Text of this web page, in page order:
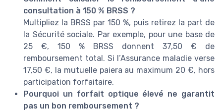
consultation à 150 % BRSS ?
Multipliez la BRSS par 150 %, puis retirez la part de
la Sécurité sociale. Par exemple, pour une base de
25 €, 150 % BRSS donnent 37,50 € de
remboursement total. Si l’Assurance maladie verse
17,50 €, la mutuelle paiera au maximum 20 €, hors
participation forfaitaire.
Pourquoi un forfait optique élevé ne garantit
pas un bon remboursement ?